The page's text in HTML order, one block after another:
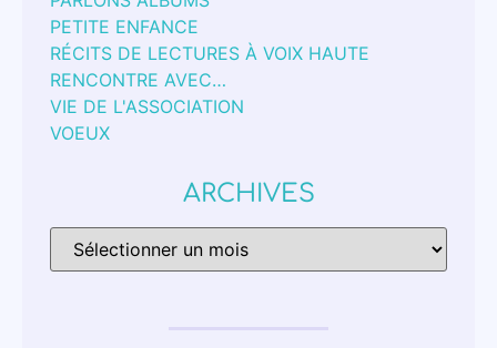
PETITE ENFANCE
RÉCITS DE LECTURES À VOIX HAUTE
RENCONTRE AVEC…
VIE DE L'ASSOCIATION
VOEUX
ARCHIVES